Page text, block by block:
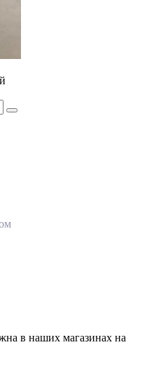
в наших магазинах на